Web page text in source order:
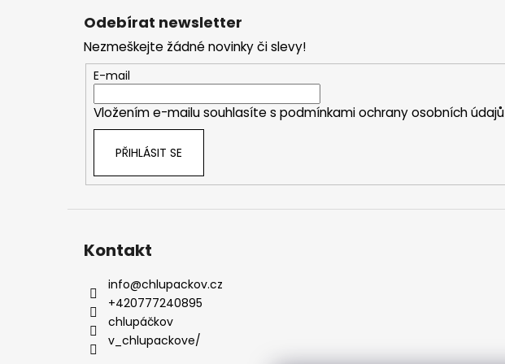
Odebírat newsletter
Nezmeškejte žádné novinky či slevy!
E-mail
Vložením e-mailu souhlasíte s podmínkami ochrany osobních údajů
PŘIHLÁSIT SE
Kontakt
info@chlupackov.cz
+420777240895
chlupáčkov
v_chlupackove/